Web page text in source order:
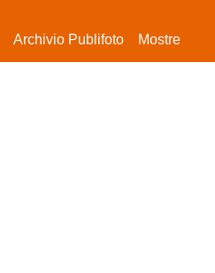
Archivio Publifoto Mostre